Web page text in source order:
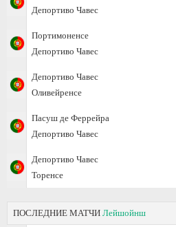
Депортиво Чавес
Портимоненсе
Депортиво Чавес
Депортиво Чавес
Оливейренсе
Пасуш де Феррейра
Депортиво Чавес
Депортиво Чавес
Торенсе
ПОСЛЕДНИЕ МАТЧИ Лейшойнш